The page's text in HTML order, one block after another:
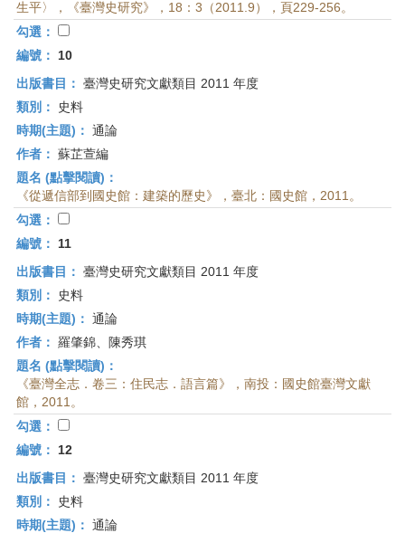
生平〉，《臺灣史研究》，18：3（2011.9），頁229-256。
勾選：
編號：
10
出版書目： 臺灣史研究文獻類目 2011 年度
類別：
史料
時期(主題)： 通論
作者： 蘇芷萱編
題名 (點擊閱讀)：
《從遞信部到國史館：建築的歷史》，臺北：國史館，2011。
勾選：
編號：
11
出版書目： 臺灣史研究文獻類目 2011 年度
類別：
史料
時期(主題)： 通論
作者： 羅肇錦、陳秀琪
題名 (點擊閱讀)：
《臺灣全志．卷三：住民志．語言篇》，南投：國史館臺灣文獻
館，2011。
勾選：
編號：
12
出版書目： 臺灣史研究文獻類目 2011 年度
類別：
史料
時期(主題)： 通論